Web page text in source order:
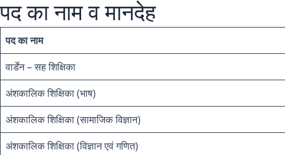
पद का नाम व मानदेह
पद का नाम
वार्डेन – सह शिक्षिका
अंशकालिक शिक्षिका (भाष)
अंशकालिक शिक्षिका (सामाजिक विज्ञान)
अंशकालिक शिक्षिका (विज्ञान एवं गणित)